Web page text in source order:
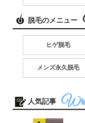
脱毛のメニュー
ヒゲ脱毛
メンズ永久脱毛
人気記事